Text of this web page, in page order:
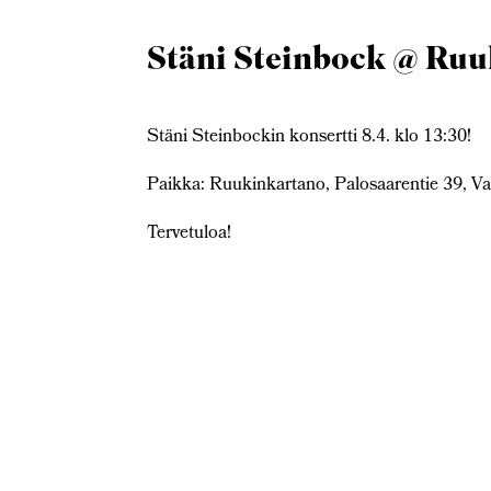
Stäni Steinbock @
Stäni Steinbockin konsertti 8.4. klo 13:30!
Paikka: Ruukinkartano, Palosaarentie 39,
Tervetuloa!